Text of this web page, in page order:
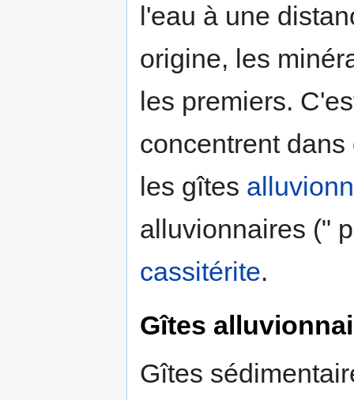
l'eau à une
origine, les
les premiers.
concentrent
les gîtes
alluvionnaires ("
cassitérite.
Gîtes
Gîtes